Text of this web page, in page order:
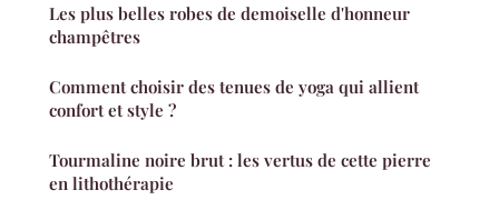
Les plus belles robes de demoiselle d'honneur
champêtres
Comment choisir des tenues de yoga qui allient
confort et style ?
Tourmaline noire brut : les vertus de cette pierre
en lithothérapie